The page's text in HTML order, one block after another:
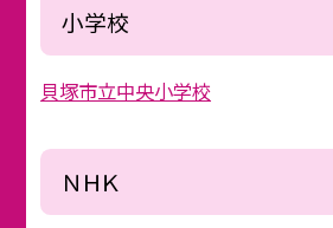
小学校
貝塚市立中央小学校
ＮＨＫ